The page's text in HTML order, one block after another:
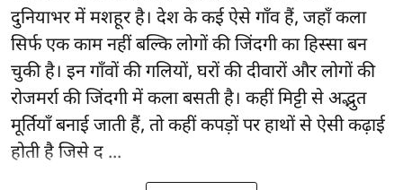
दुनियाभर में मशहूर है। देश के कई ऐसे गाँव हैं, जहाँ कला
सिर्फ एक काम नहीं बल्कि लोगों की जिंदगी का हिस्सा बन
चुकी है। इन गाँवों की गलियों, घरों की दीवारों और लोगों की
रोजमर्रा की जिंदगी में कला बसती है। कहीं मिट्टी से अद्भुत
मूर्तियाँ बनाई जाती हैं, तो कहीं कपड़ों पर हाथों से ऐसी कढ़ाई
होती है जिसे द ...